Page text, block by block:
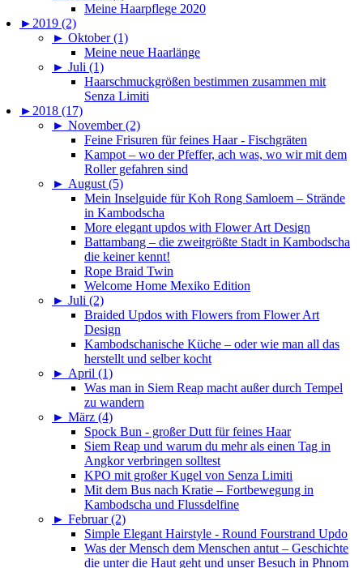
Meine Haarpflege 2020
► 2019 (2)
► Oktober (1)
Meine neue Haarlänge
► Juli (1)
Haarschmuckgrößen bestimmen zusammen mit
Senza Limiti
► 2018 (17)
► November (2)
Feine Frisuren für feines Haar - Fischgräten
Kampot – wo der Pfeffer, ach was, wo wir mit dem
Roller gefahren sind
► August (5)
Mein Inselguide für Koh Rong Samloem – Strände
in Kambodscha
More elegant updos with Flower Art Design
Battambang – die zweitgrößte Stadt in Kambodscha
die keiner kennt!
Rope Braid Twin
Welcome Home Mexiko Edition
► Juli (2)
Braided Updos with Flowers from Flower Art
Design
Kambodschanische Küche – oder wie man all das
herstellt und selber kocht
► April (1)
Was man in Siem Reap macht außer durch Tempel
zu wandern
► März (4)
Spock Bun - großer Dutt für feines Haar
Siem Reap und warum du mehr als einen Tag in
Angkor verbringen solltest
KPO mit großer Kugel von Senza Limiti
Mit dem Bus nach Kratie – Fortbewegung in
Kambodscha und Flussdelfine
► Februar (2)
Simple Elegant Hairstyle - Round Fourstrand Updo
Was der Mensch dem Menschen antut – Geschichte
die unter die Haut geht und unser Besuch in Phnom